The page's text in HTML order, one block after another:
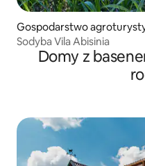
Gospodarstwo
Sodyba Vila Abisinia
Domy z